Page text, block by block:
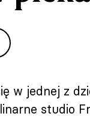
w jednej z
studio